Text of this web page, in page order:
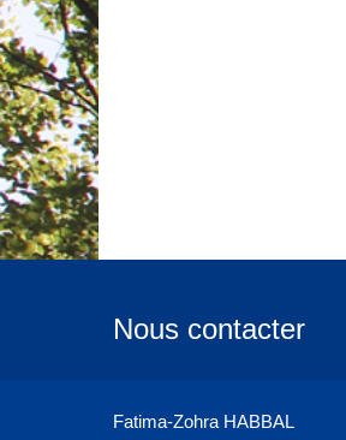
Nous contacter
Fatima-Zohra HABBAL